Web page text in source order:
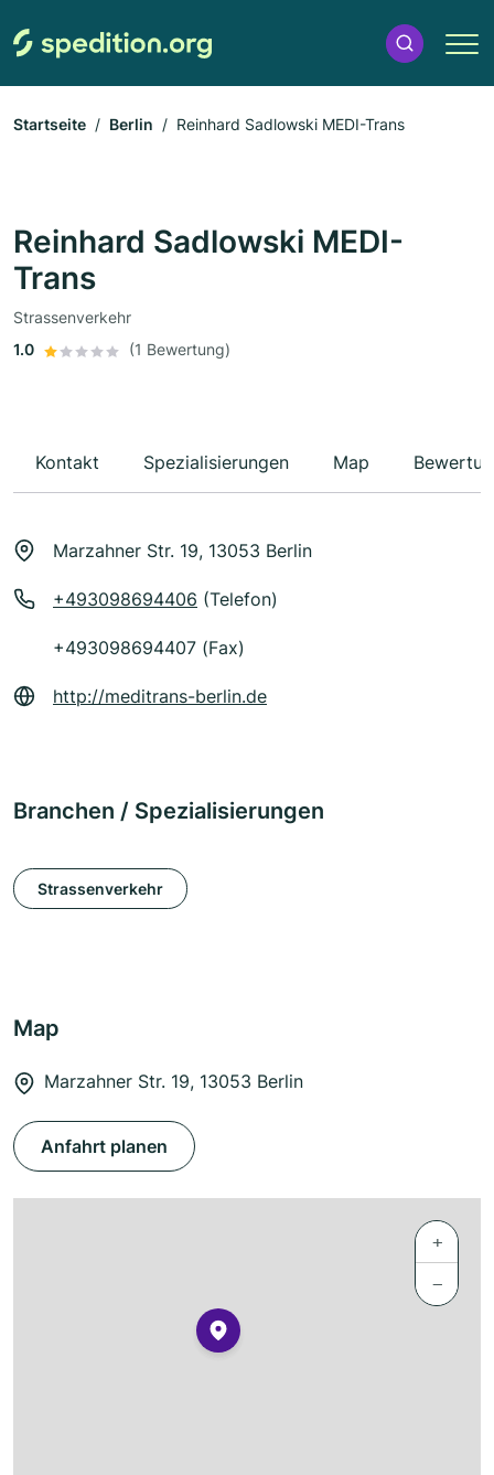
Startseite Berlin Reinhard Sadlowski MEDI-Trans
Reinhard Sadlowski MEDI-
Trans
Strassenverkehr
1.0
(1 Bewertung)
Kontakt Spezialisierungen Map
Marzahner Str. 19, 13053 Berlin
+493098694406 (Telefon)
+493098694407 (Fax)
http://meditrans-berlin.de
Branchen / Spezialisierungen
Strassenverkehr
Map
Marzahner Str. 19, 13053 Berlin
Anfahrt planen
+
−